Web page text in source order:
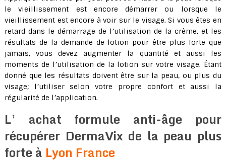
le vieillissement est encore démarrer ou lorsque le
vieillissement est encore à voir sur le visage. Si vous êtes en
retard dans le démarrage de l’utilisation de la crème, et les
résultats de la demande de lotion pour être plus forte que
jamais, vous devez augmenter la quantité et aussi les
moments de l’utilisation de la lotion sur votre visage. Étant
donné que les résultats doivent être sur la peau, ou plus du
visage; l’utiliser selon votre propre confort et aussi la
régularité de l’application.
L’ achat formule anti-âge pour
récupérer DermaVix de la peau plus
forte à Lyon France